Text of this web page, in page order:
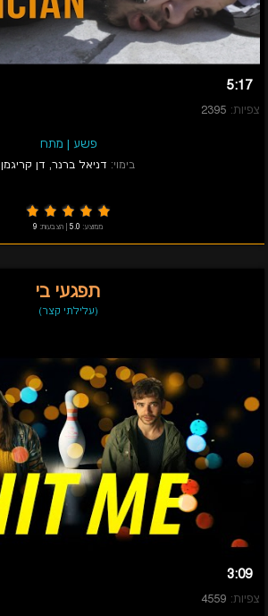
5:17
צפיות: 2395
פשע | מתח
בימוי: דניאל ברנר, דן קריגמן
ממוצע: 5.0 הצבעות: 9
תפגעי בי
(עלילתי קצר)
3:09
צפיות: 4559